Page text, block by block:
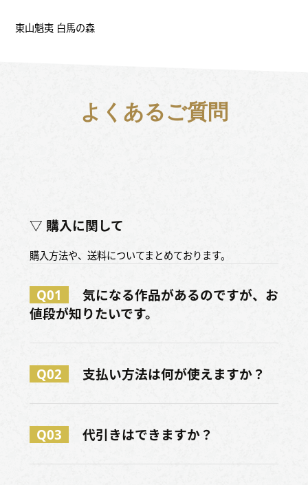
東山魁夷 白馬の森
よくあるご質問
▽ 購入に関して
購入方法や、送料についてまとめております。
Q01
気になる作品があるのですが、お
値段が知りたいです。
Q02 支払い方法は何が使えますか？
Q03 代引きはできますか？